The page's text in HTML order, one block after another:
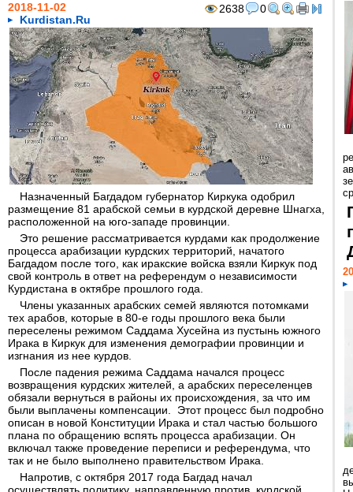
2638 0
2018-11-02
Kurdistan.Ru
Назначенный Багдадом губернатор Киркука одобрил
размещение 81 арабской семьи в курдской деревне Шнагха,
расположенной на юго-западе провинции.
Это решение рассматривается курдами как продолжение
процесса арабизации курдских территорий, начатого
Багдадом после того, как иракские войска взяли Киркук под
свой контроль в ответ на референдум о независимости
Курдистана в октябре прошлого года.
Члены указанных арабских семей являются потомками
тех арабов, которые в 80-е годы прошлого века были
переселены режимом Саддама Хусейна из пустынь южного
Ирака в Киркук для изменения демографии провинции и
изгнания из нее курдов.
После падения режима Саддама начался процесс
возвращения курдских жителей, а арабских переселенцев
обязали вернуться в районы их происхождения, за что им
были выплачены компенсации. Этот процесс был подробно
описан в новой Конституции Ирака и стал частью большого
плана по обращению вспять процесса арабизации. Он
включал также проведение переписи и референдума, что
так и не было выполнено правительством Ирака.
Напротив, с октября 2017 года Багдад начал